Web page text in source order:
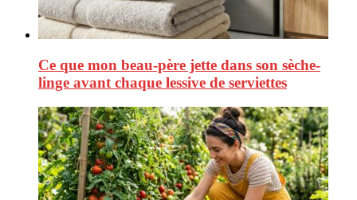
Ce que mon beau-père jette dans son sèche-
linge avant chaque lessive de serviettes